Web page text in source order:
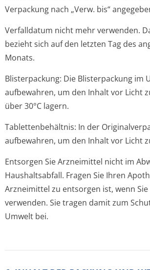
Verpackung nach „Verw. bis“
Verfalldatum nicht mehr verwenden.
bezieht sich auf den letzten Tag des
Monats.
Blisterpackung: Die Blisterpackung im
aufbewahren, um den Inhalt vor Licht
über 30°C lagern.
Tablettenbehältnis: In der
aufbewahren, um den Inhalt vor Licht
Entsorgen Sie Arzneimittel nicht im
Haushaltsabfall. Fragen Sie Ihren
Arzneimittel zu entsorgen ist, wenn
verwenden. Sie tragen damit zum
Umwelt bei.